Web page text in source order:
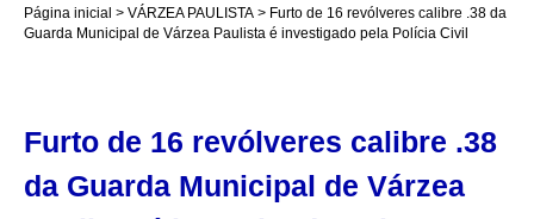
Página inicial VÁRZEA PAULISTA
Furto de 16 revólveres calibre .38 da
Guarda Municipal de Várzea Paulista é investigado pela Polícia Civil
Furto de 16 revólveres calibre .38
da Guarda Municipal de Várzea